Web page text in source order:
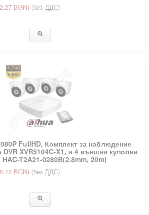
BGN) (без ДДС)
FullHD, Комплект за наблюдение
XVR5104C-X1, и 4 външни куполни
T2A21-0280B(2.8mm, 20m)
BGN) (без ДДС)